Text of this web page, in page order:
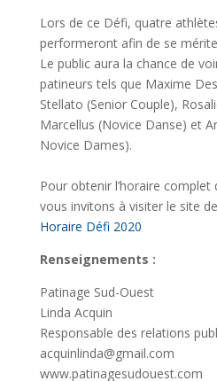
Lors de ce Défi, quatre
performeront afin de se
Le public aura la chance de
patineurs tels que Maxime
Stellato (Senior Couple),
Marcellus (Novice Danse) et
Novice Dames).
Pour obtenir l’horaire
vous invitons à visiter le site
Horaire Défi 2020
Renseignements :
Patinage Sud-Ouest
Linda Acquin
Responsable des relations
acquinlinda@gmail.com
www.patinagesudouest.com